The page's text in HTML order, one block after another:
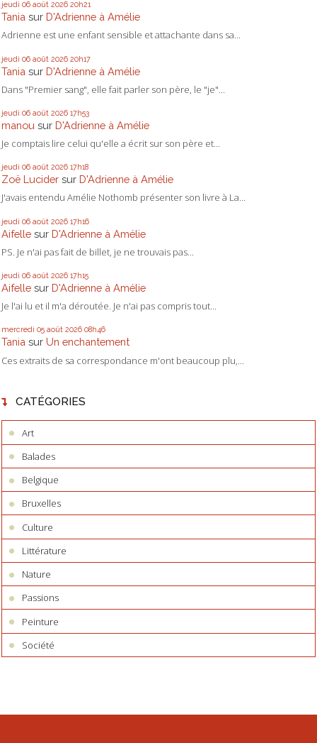
jeudi 06 août 2026 20h21
Tania sur D'Adrienne à Amélie
Adrienne est une enfant sensible et attachante dans sa...
jeudi 06 août 2026 20h17
Tania sur D'Adrienne à Amélie
Dans "Premier sang", elle fait parler son père, le "je"...
jeudi 06 août 2026 17h53
manou sur D'Adrienne à Amélie
Je comptais lire celui qu'elle a écrit sur son père et...
jeudi 06 août 2026 17h18
Zoë Lucider sur D'Adrienne à Amélie
J'avais entendu Amélie Nothomb présenter son livre à La...
jeudi 06 août 2026 17h16
Aifelle sur D'Adrienne à Amélie
PS. Je n'ai pas fait de billet, je ne trouvais pas...
jeudi 06 août 2026 17h15
Aifelle sur D'Adrienne à Amélie
Je l'ai lu et il m'a déroutée. Je n'ai pas compris tout...
mercredi 05 août 2026 08h46
Tania sur Un enchantement
Ces extraits de sa correspondance m'ont beaucoup plu,...
CATÉGORIES
Art
Balades
Belgique
Bruxelles
Culture
Littérature
Nature
Passions
Peinture
Société